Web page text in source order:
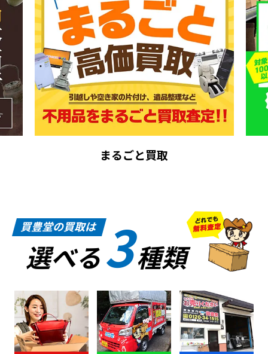
まるごと買取
買豊堂の買取は
選べる3種類